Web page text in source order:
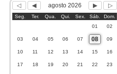
agosto 2026
Seg. Ter. Qua. Qui. Sex. Sáb.
Dom.
01
02
03 04 05 06 07 08 09
10 11 12 13 14 15 16
17 18 19 20 21 22 23